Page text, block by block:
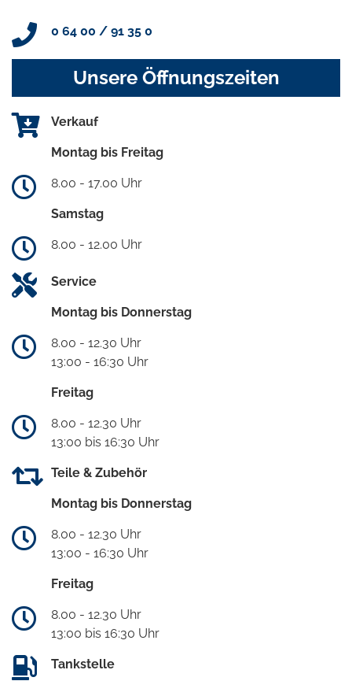
0 64 00 / 91 35 0
Unsere Öffnungszeiten
Verkauf
Montag bis Freitag
8.00 - 17.00 Uhr
Samstag
8.00 - 12.00 Uhr
Service
Montag bis Donnerstag
8.00 - 12.30 Uhr
13:00 - 16:30 Uhr
Freitag
8.00 - 12.30 Uhr
13:00 bis 16:30 Uhr
Teile & Zubehör
Montag bis Donnerstag
8.00 - 12.30 Uhr
13:00 - 16:30 Uhr
Freitag
8.00 - 12.30 Uhr
13:00 bis 16:30 Uhr
Tankstelle